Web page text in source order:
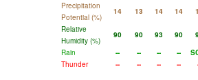
Precipitation
Potential (%)
14 13 14 14
Relative
Humidity (%)
90 90 93 90
Rain
-- -- -- --
Thunder
-- -- -- --